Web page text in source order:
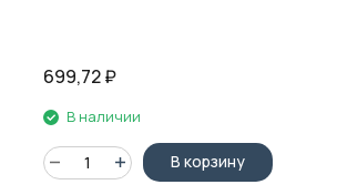
699,72₽
В наличии
В корзину